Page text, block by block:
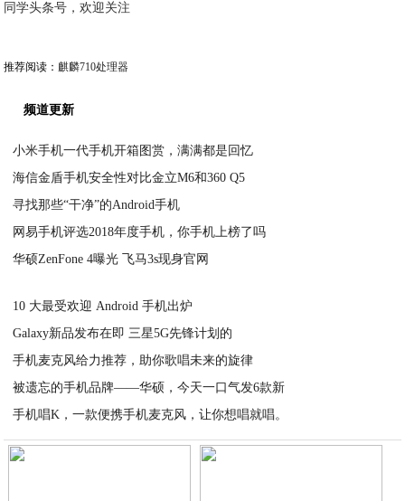
同学头条号，欢迎关注
推荐阅读： 麒麟710处理器
频道更新
小米手机一代手机开箱图赏，满满都是回忆
海信金盾手机安全性对比金立M6和360 Q5
寻找那些“干净”的Android手机
网易手机评选2018年度手机，你手机上榜了吗
华硕ZenFone 4曝光 飞马3s现身官网
10 大最受欢迎 Android 手机出炉
Galaxy新品发布在即 三星5G先锋计划的
手机麦克风给力推荐，助你歌唱未来的旋律
被遗忘的手机品牌——华硕，今天一口气发6款新
手机唱K，一款便携手机麦克风，让你想唱就唱。
2020-05-28